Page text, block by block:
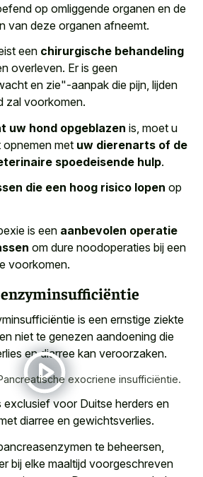
op omliggende organen en de
van deze organen afneemt.
een chirurgische behandeling
overleven. Er is geen
en zie"-aanpak die pijn, lijden
zal voorkomen.
uw hond opgeblazen is, moet u
met uw dierenarts of de
spoedeisende hulp.
die een hoog risico lopen op
is een aanbevolen operatie
om dure noodoperaties bij een
voorkomen.
is een ernstige ziekte
niet te genezen aandoening die
en diarree kan veroorzaken.
exocriene insufficiëntie.
exclusief voor Duitse herders en
diarree en gewichtsverlies.
te beheersen,
bij elke maaltijd voorgeschreven